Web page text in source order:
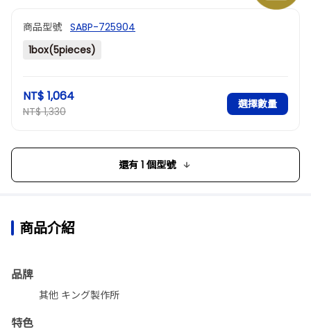
商品型號 SABP-725904
1box(5pieces)
NT$ 1,064
NT$ 1,330
選擇數量
還有 1 個型號
商品介紹
品牌
其他 キング製作所
特色